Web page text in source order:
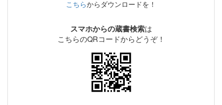
こちらからダウンロードを！
スマホからの蔵書検索は
こちらのQRコードからどうぞ！